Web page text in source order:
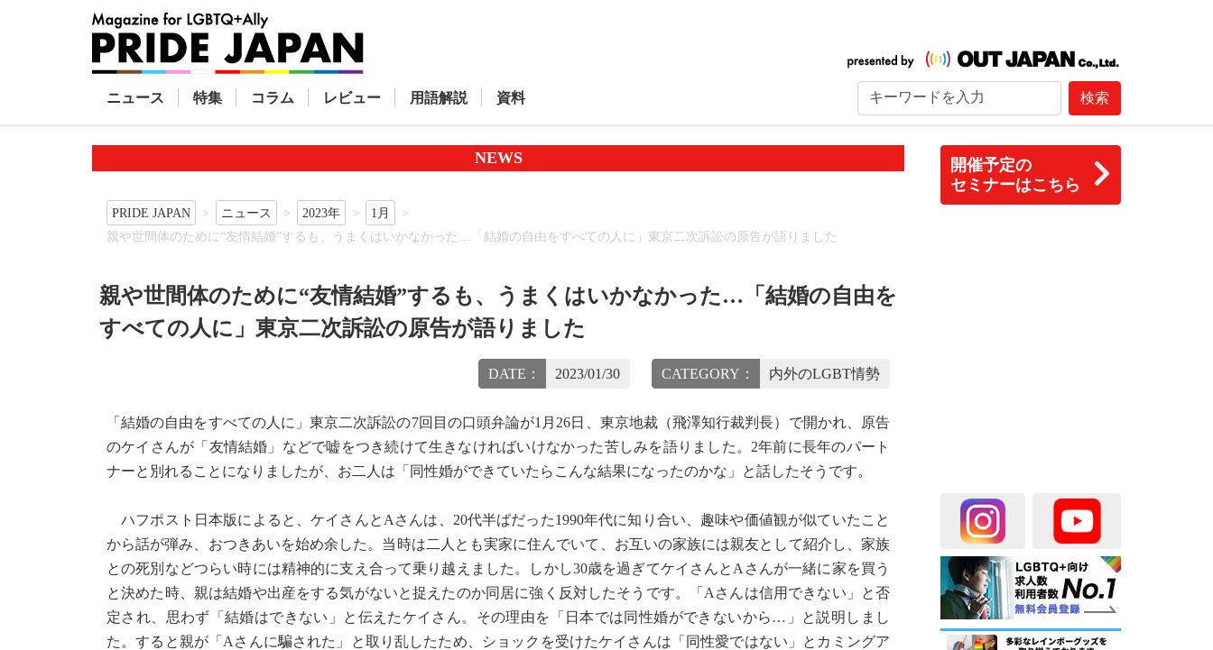
ニュース 特集 コラム レビュー 用語解説 資料 検索
開催予定の
セミナーはこちら
NEWS
PRIDE JAPAN ニュース 2023年
1月
親や世間体のために“友情結婚”するも、うまくはいかなかった…「結婚の自由をすべての人に」東京二次訴訟の原告が語りました
親や世間体のために“友情結婚”するも、うまくはいかなかった…「結婚の自由を
すべての人に」東京二次訴訟の原告が語りました
DATE： 2023/01/30 CATEGORY： 内外のLGBT情勢
「結婚の自由をすべての人に」東京二次訴訟の7回目の口頭弁論が1月26日、東京地裁（飛澤知行裁判長）で開かれ、原告
のケイさんが「友情結婚」などで嘘をつき続けて生きなければいけなかった苦しみを語りました。2年前に長年のパート
ナーと別れることになりましたが、お二人は「同性婚ができていたらこんな結果になったのかな」と話したそうです。
ハフポスト日本版によると、ケイさんとAさんは、20代半ばだった1990年代に知り合い、趣味や価値観が似ていたこと
から話が弾み、おつきあいを始め余した。当時は二人とも実家に住んでいて、お互いの家族には親友として紹介し、家族
との死別などつらい時には精神的に支え合って乗り越えました。しかし30歳を過ぎてケイさんとAさんが一緒に家を買う
と決めた時、親は結婚や出産をする気がないと捉えたのか同居に強く反対したそうです。「Aさんは信用できない」と否
定され、思わず「結婚はできない」と伝えたケイさん。その理由を「日本では同性婚ができないから…」と説明しまし
た。すると親が「Aさんに騙された」と取り乱したため、ショックを受けたケイさんは「同性愛ではない」とカミングア